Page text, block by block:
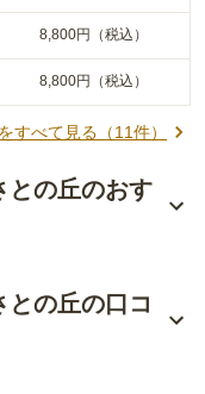
8,800円（税込）
8,800円（税込）
すべて見る（11件）
との丘のおす
との丘の口コ